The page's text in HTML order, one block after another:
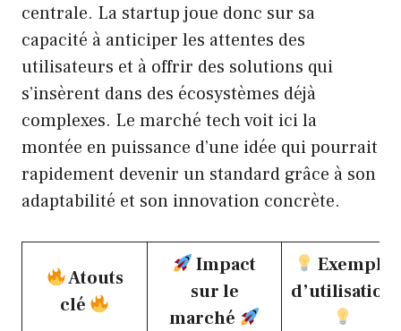
centrale. La startup joue donc sur sa
capacité à anticiper les attentes des
utilisateurs et à offrir des solutions qui
s’insèrent dans des écosystèmes déjà
complexes. Le marché tech voit ici la
montée en puissance d’une idée qui pourrait
rapidement devenir un standard grâce à son
adaptabilité et son innovation concrète.
Atouts
clé
Impact
sur le
marché
Exemple
d’utilisation